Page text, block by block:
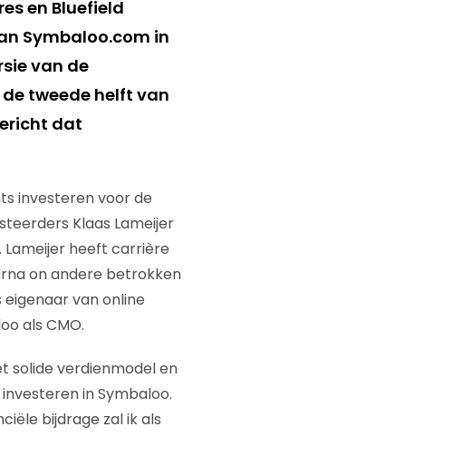
en Bluefield
Symbaloo.com in
van de
tweede helft van
dat
investeren voor de
Klaas Lameijer
Lameijer heeft carrière
on andere betrokken
van online
als CMO.
solide verdienmodel en
in Symbaloo.
bijdrage zal ik als